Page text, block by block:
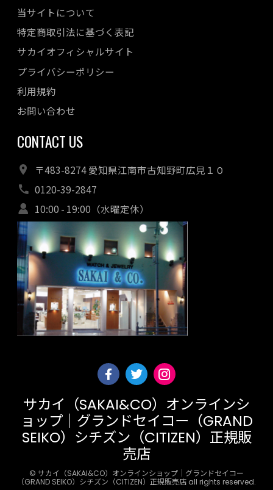
当サイトについて
特定商取引法に基づく表記
サカイオフィシャルサイト
プライバシーポリシー
利用規約
お問い合わせ
CONTACT US
〒483-8274 愛知県江南市古知野町広見１０
0120-39-2847
10:00 - 19:00（水曜定休）
サカイ（SAKAI&CO）オンラインシ
ョップ｜グランドセイコー（GRAND
SEIKO）シチズン（CITIZEN）正規販
売店
© サカイ（SAKAI&CO）オンラインショップ｜グランドセイコー
（GRAND SEIKO）シチズン（CITIZEN）正規販売店 all rights reserved.